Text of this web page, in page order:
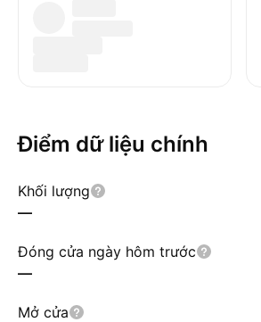
Điểm dữ liệu chính
Khối lượng
—
Đóng cửa ngày hôm trước
—
Mở cửa